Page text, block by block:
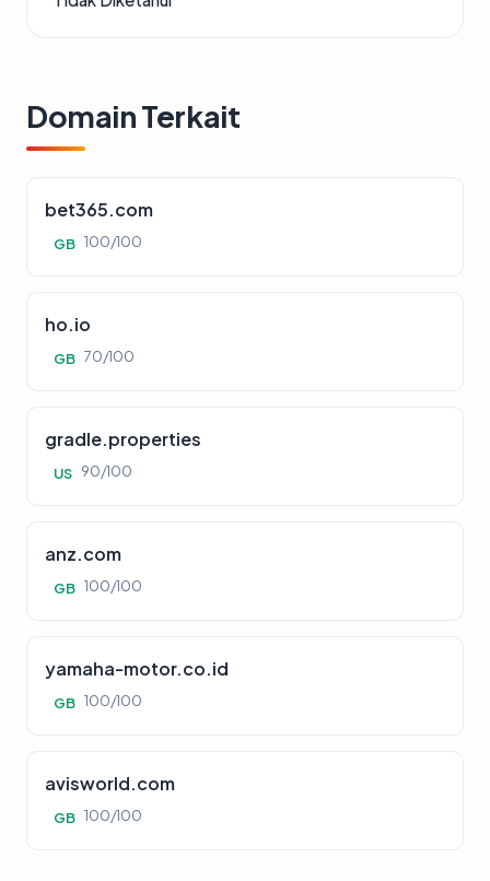
Domain Terkait
bet365.com
GB 100/100
ho.io
GB 70/100
gradle.properties
US 90/100
anz.com
GB 100/100
yamaha-motor.co.id
GB 100/100
avisworld.com
GB 100/100